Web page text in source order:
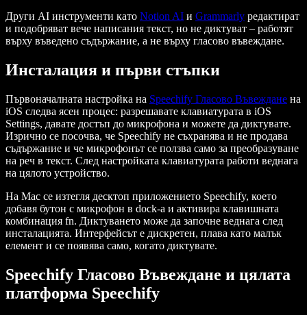
Други AI инструменти като Notion AI и Grammarly редактират
и подобряват вече написания текст, но не диктуват – работят
върху въведено съдържание, а не върху гласово въвеждане.
Инсталация и първи стъпки
Първоначалната настройка на Speechify Гласово Въвеждане на
iOS следва ясен процес: разрешавате клавиатурата в iOS
Settings, давате достъп до микрофона и можете да диктувате.
Изрично се посочва, че Speechify не съхранява и не продава
съдържание и че микрофонът се ползва само за преобразуване
на реч в текст. След настройката клавиатурата работи веднага
на цялото устройство.
На Mac се изтегля десктоп приложението Speechify, което
добавя бутон с микрофон в dock-а и активира клавишната
комбинация fn. Диктуването може да започне веднага след
инсталацията. Интерфейсът е дискретен, плава като малък
елемент и се появява само, когато диктувате.
Speechify Гласово Въвеждане и цялата
платформа Speechify